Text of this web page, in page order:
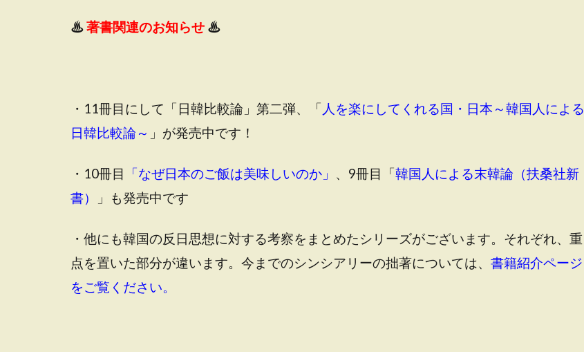
♨著書関連のお知らせ ♨
・11冊目にして「日韓比較論」第二弾、「 人を楽にしてくれる国・日本～韓国人による
日韓比較論～ 」が発売中です！
・10冊目 「なぜ日本のご飯は美味しいのか」 、9冊目「韓国人による末韓論（扶桑社新
書）
」も発売中です
・他にも韓国の反日思想に対する考察をまとめたシリーズがございます。それぞれ、重
点を置いた部分が違います。今までのシンシアリーの拙著については、 書籍紹介ページ
をご覧ください。